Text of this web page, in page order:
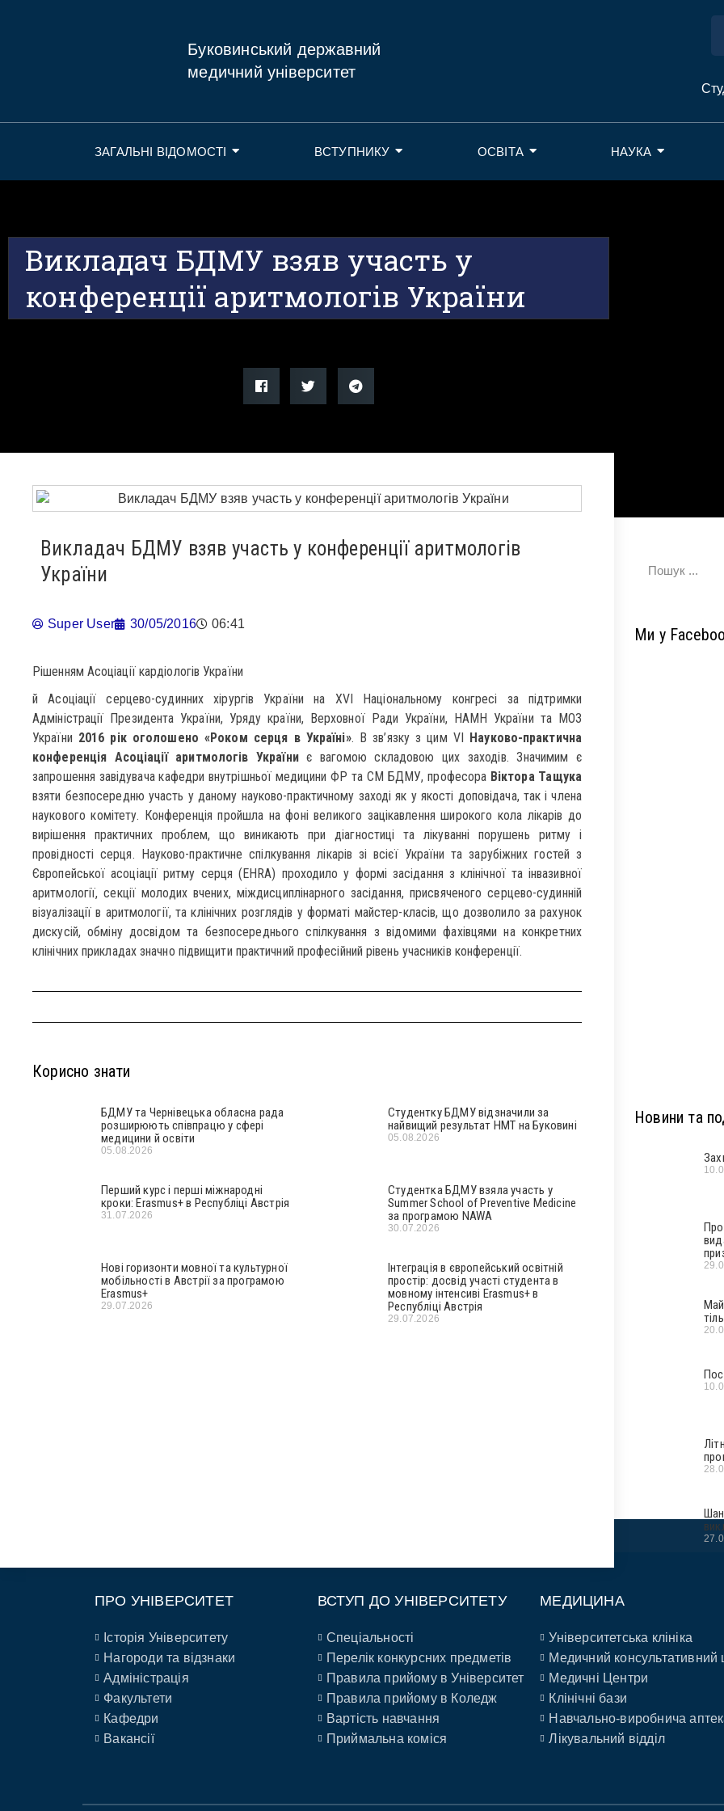
Буковинський державний
медичний університет
ЗАГАЛЬНІ ВІДОМОСТІ ВСТУПНИКУ ОСВІТА НАУКА
Викладач БДМУ взяв участь у
конференції аритмологів України
Викладач БДМУ взяв участь у конференції аритмологів
України
Super User 30/05/2016 06:41
Рішенням Асоціації кардіологів України
й Асоціації серцево-судинних хірургів України на XVI Національному конгресі за підтримки
Адміністрації Президента України, Уряду країни, Верховної Ради України, НАМН України та МОЗ
України 2016 рік оголошено «Роком серця в Україні». В зв’язку з цим VI Науково-практична
конференція Асоціації аритмологів Україниє вагомою складовою цих заходів. Значимим є
запрошення завідувача кафедри внутрішньої медицини ФР та СМ БДМУ, професора Віктора Тащука
взяти безпосередню участь у даному науково-практичному заході як у якості доповідача, так і члена
наукового комітету. Конференція пройшла на фоні великого зацікавлення широкого кола лікарів до
вирішення практичних проблем, що виникають при діагностиці та лікуванні порушень ритму і
провідності серця. Науково-практичне спілкування лікарів зі всієї України та зарубіжних гостей з
Європейської асоціації ритму серця (EHRA) проходило у формі засідання з клінічної та інвазивної
аритмології, секції молодих вчених, міждисциплінарного засідання, присвяченого серцево-судинній
візуалізації в аритмології, та клінічних розглядів у форматі майстер-класів, що дозволило за рахунок
дискусій, обміну досвідом та безпосереднього спілкування з відомими фахівцями на конкретних
клінічних прикладах значно підвищити практичний професійний рівень учасників конференції.
Корисно знати
БДМУ та Чернівецька обласна рада
розширюють співпрацю у сфері
медицини й освіти
05.08.2026
Студентку БДМУ відзначили за
найвищий результат НМТ на Буковині
05.08.2026
Перший курс і перші міжнародні
кроки: Erasmus+ в Республіці Австрія
31.07.2026
Студентка БДМУ взяла участь у
Summer School of Preventive Medicine
за програмою NAWA
30.07.2026
Нові горизонти мовної та культурної
мобільності в Австрії за програмою
Erasmus+
29.07.2026
Інтеграція в європейський освітній
простір: досвід участі студента в
мовному інтенсиві Erasmus+ в
Республіці Австрія
29.07.2026
Ми у
Новини та
ПРО УНІВЕРСИТЕТ
Історія Університету
Нагороди та відзнаки
Адміністрація
Факультети
Кафедри
Вакансії
ВСТУП ДО УНІВЕРСИТЕТУ
Спеціальності
Перелік конкурсних предметів
Правила прийому в Університет
Правила прийому в Коледж
Вартість навчання
Приймальна коміся
МЕДИЦИНА
Університетська клініка
Медичний консультативний
Медичні Центри
Клінічні бази
Навчально-виробнича
Лікувальний відділ